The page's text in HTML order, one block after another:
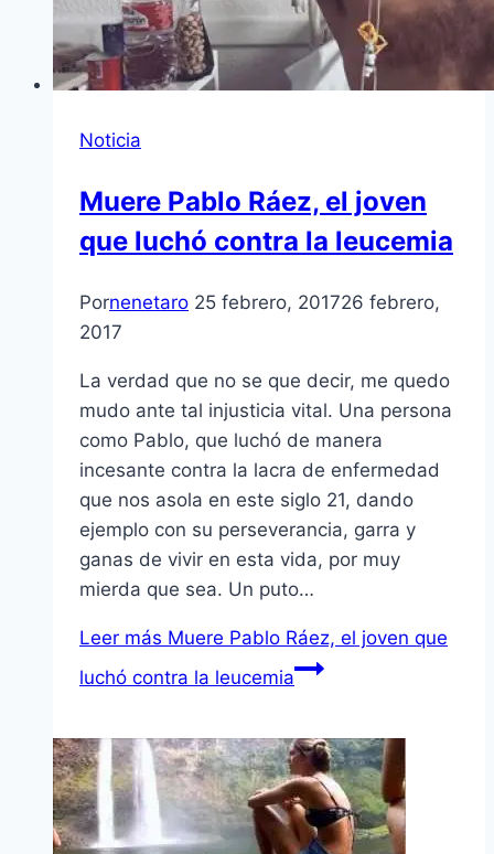
Noticia
Muere Pablo Ráez, el joven
que luchó contra la leucemia
Pornenetaro 25 febrero, 201726 febrero,
2017
La verdad que no se que decir, me quedo
mudo ante tal injusticia vital. Una persona
como Pablo, que luchó de manera
incesante contra la lacra de enfermedad
que nos asola en este siglo 21, dando
ejemplo con su perseverancia, garra y
ganas de vivir en esta vida, por muy
mierda que sea. Un puto…
Leer más Muere Pablo Ráez, el joven que
luchó contra la leucemia